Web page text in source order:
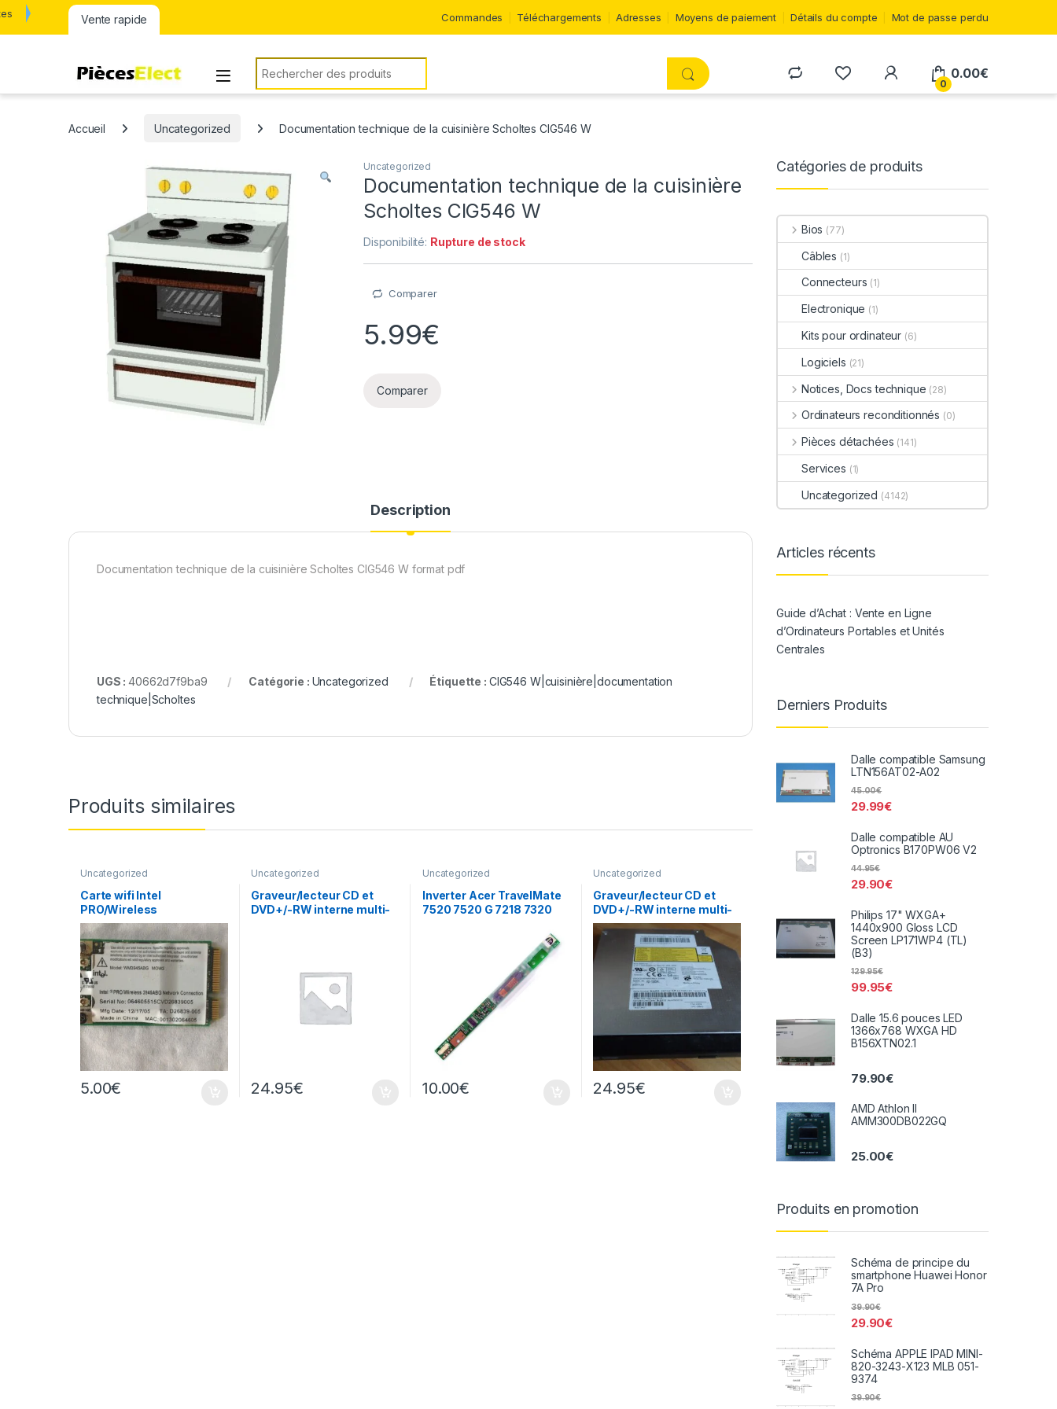
Vente rapide Commandes Téléchargements Adresses Moyens de paiement Détails du compte Mot de passe perdu
Rechercher:
0
0.00€
Accueil Uncategorized Documentation technique de la cuisinière Scholtes CIG546 W
Uncategorized
Documentation technique de la cuisinière
Scholtes CIG546 W
Disponibilité: Rupture de stock
Comparer
5.99€
Comparer
Description
Documentation technique de la cuisinière Scholtes CIG546 W format pdf
UGS :40662d7f9ba9 Catégorie : Uncategorized Étiquette : CIG546 W|cuisinière|documentation
technique|Scholtes
Produits similaires
Uncategorized
Carte wifi Intel
PRO/Wireless
WM3945ABG MOW2
5.00€
Uncategorized
Graveur/lecteur CD et
DVD+/-RW interne multi-
24.95€
Uncategorized
Inverter Acer TravelMate
7520 7520 G 7218 7320
10.00€
Uncategorized
Graveur/lecteur CD et
DVD+/-RW interne multi-
recorder portable AD-
7585H
24.95€
Catégories de produits
Bios (77)
Câbles (1)
Connecteurs (1)
Electronique (1)
Kits pour ordinateur (6)
Logiciels (21)
Notices, Docs technique (28)
Ordinateurs reconditionnés (0)
Pièces détachées (141)
Services (1)
Uncategorized (4142)
Articles récents
Guide d’Achat : Vente en Ligne
d’Ordinateurs Portables et Unités
Centrales
Derniers Produits
Dalle compatible Samsung
LTN156AT02-A02
29.99€
45.00€
Dalle compatible AU
Optronics B170PW06 V2
29.90€
44.95€
Philips 17" WXGA+
1440x900 Gloss LCD
Screen LP171WP4 (TL)
(B3)
99.95€
129.95€
Dalle 15.6 pouces LED
1366x768 WXGA HD
B156XTN02.1
79.90€
AMD Athlon II
AMM300DB022GQ
25.00€
Produits en promotion
Schéma de principe du
smartphone Huawei Honor
7A Pro
29.90€
39.90€
Schéma APPLE IPAD MINI-
820-3243-X123 MLB 051-
9374
39.90€